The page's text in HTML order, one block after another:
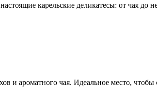
карельские деликатесы: от чая до
и ароматного чая. Идеальное место,